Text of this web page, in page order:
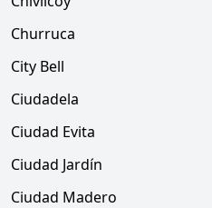
Churruca
City Bell
Ciudadela
Ciudad Evita
Ciudad Jardín
Ciudad Madero